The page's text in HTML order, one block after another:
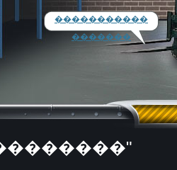
�����������
�������